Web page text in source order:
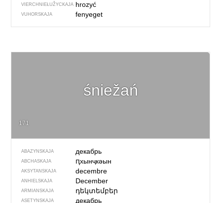
VIERCHNIE­ŁUŽYCKAJA hrozyć
VUHORSKAJA fenyeget
śniežań
171
ABAZYNSKAJA декабрь
ABCHASKAJA ԥхынҷкәын
AKSYTANSKAJA decembre
ANHIELSKAJA December
ARMIANSKAJA դեկտեմբեր
ASETYNSKAJA декабрь